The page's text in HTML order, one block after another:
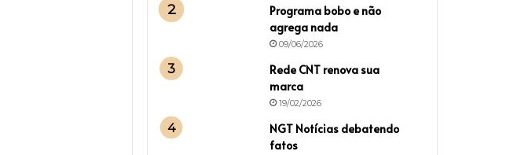
Programa bobo e não
agrega nada
09/06/2026
Rede CNT renova sua
marca
19/02/2026
NGT Notícias debatendo
fatos